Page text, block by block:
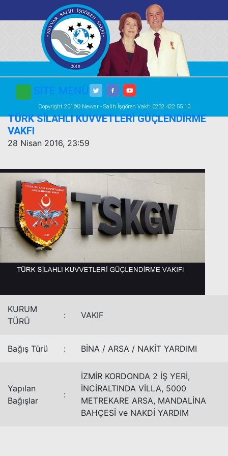
SİTE MENÜ
TÜRK SİLAHLI KUVVETLERİ GÜÇLENDİRME
VAKFI
28 Nisan 2016, 23:59
KURUM
TÜRÜ
: VAKIF
Bağış Türü : BİNA / ARSA / NAKİT YARDIMI
Yapılan
Bağışlar
:
İZMİR KORDONDA 2 İŞ YERİ,
İNCİRALTINDA VİLLA, 5000
METREKARE ARSA, MANDALİNA
BAHÇESİ ve NAKDİ YARDIM
Copyright 2016© Nevvar - Salih İşgören Vakfı 0232 422 55 10